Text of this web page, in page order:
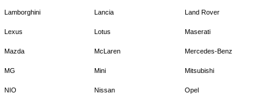
Lamborghini Lancia Land Rover
Lexus Lotus Maserati
Mazda McLaren Mercedes-Benz
MG Mini Mitsubishi
NIO Nissan Opel